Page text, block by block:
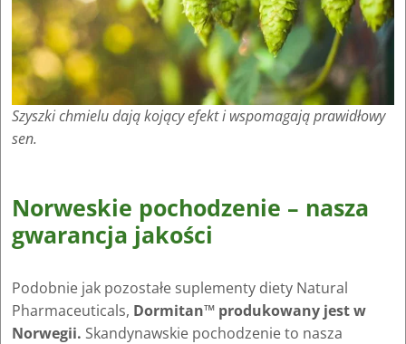
Szyszki chmielu dają kojący efekt i wspomagają prawidłowy
sen.
Norweskie pochodzenie – nasza
gwarancja jakości
Podobnie jak pozostałe suplementy diety Natural
Pharmaceuticals, Dormitan™ produkowany jest w
Norwegii. Skandynawskie pochodzenie to nasza